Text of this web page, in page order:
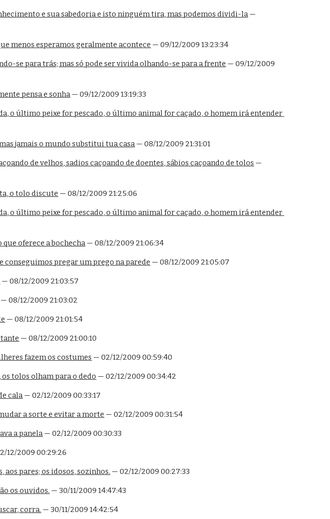
e sua sabedoria e isto ninguém tira, mas podemos dividi-la —
menos esperamos geralmente acontece — 09/12/2009 13:23:34
se para trás; mas só pode ser vivida olhando-se para a frente — 09/12/2009
pensa e sonha — 09/12/2009 13:19:33
o último peixe for pescado, o último animal for caçado, o homem irá entender
jamais o mundo substitui tua casa — 08/12/2009 21:31:01
de velhos, sadios caçoando de doentes, sábios caçoando de tolos —
o tolo discute — 08/12/2009 21:25:06
o último peixe for pescado, o último animal for caçado, o homem irá entender
oferece a bochecha — 08/12/2009 21:06:34
conseguimos pregar um prego na parede — 08/12/2009 21:05:07
— 08/12/2009 21:03:57
08/12/2009 21:03:02
— 08/12/2009 21:01:54
— 08/12/2009 21:00:10
fazem os costumes — 02/12/2009 00:59:40
tolos olham para o dedo — 02/12/2009 00:34:42
cala — 02/12/2009 00:33:17
a sorte e evitar a morte — 02/12/2009 00:31:54
a panela — 02/12/2009 00:30:33
12/2009 00:29:26
aos pares; os idosos, sozinhos. — 02/12/2009 00:27:33
os ouvidos. — 30/11/2009 14:47:43
corra. — 30/11/2009 14:42:54